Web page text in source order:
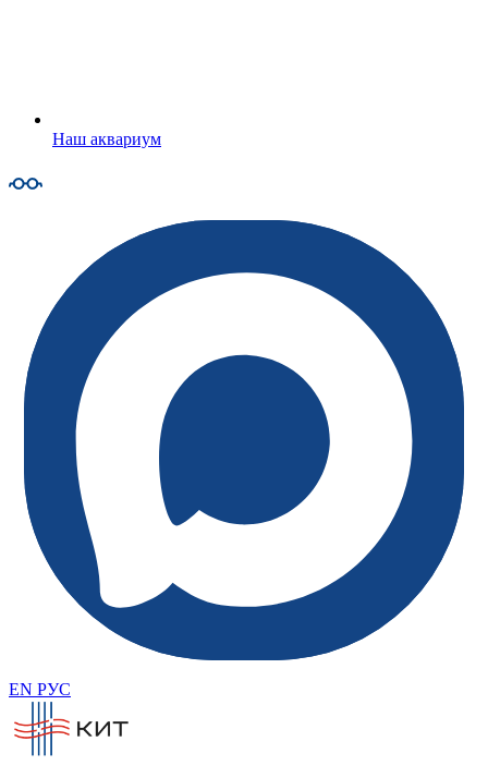
Наш аквариум
EN РУС